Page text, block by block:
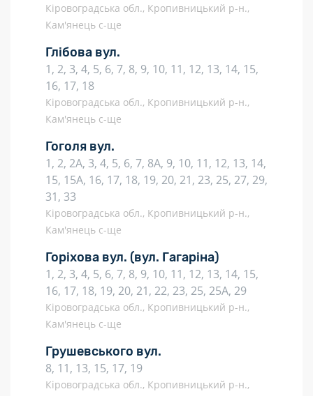
Кіровоградська обл., Кропивницький р-н.,
Кам'янець с-ще
Глібова вул.
1, 2, 3, 4, 5, 6, 7, 8, 9, 10, 11, 12, 13, 14, 15,
16, 17, 18
Кіровоградська обл., Кропивницький р-н.,
Кам'янець с-ще
Гоголя вул.
1, 2, 2А, 3, 4, 5, 6, 7, 8А, 9, 10, 11, 12, 13, 14,
15, 15А, 16, 17, 18, 19, 20, 21, 23, 25, 27, 29,
31, 33
Кіровоградська обл., Кропивницький р-н.,
Кам'янець с-ще
Горіхова вул. (вул. Гагаріна)
1, 2, 3, 4, 5, 6, 7, 8, 9, 10, 11, 12, 13, 14, 15,
16, 17, 18, 19, 20, 21, 22, 23, 25, 25А, 29
Кіровоградська обл., Кропивницький р-н.,
Кам'янець с-ще
Грушевського вул.
8, 11, 13, 15, 17, 19
Кіровоградська обл., Кропивницький р-н.,